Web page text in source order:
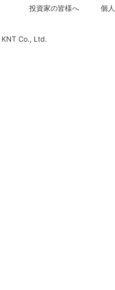
投資家の皆様へ 個
KNT Co., Ltd.